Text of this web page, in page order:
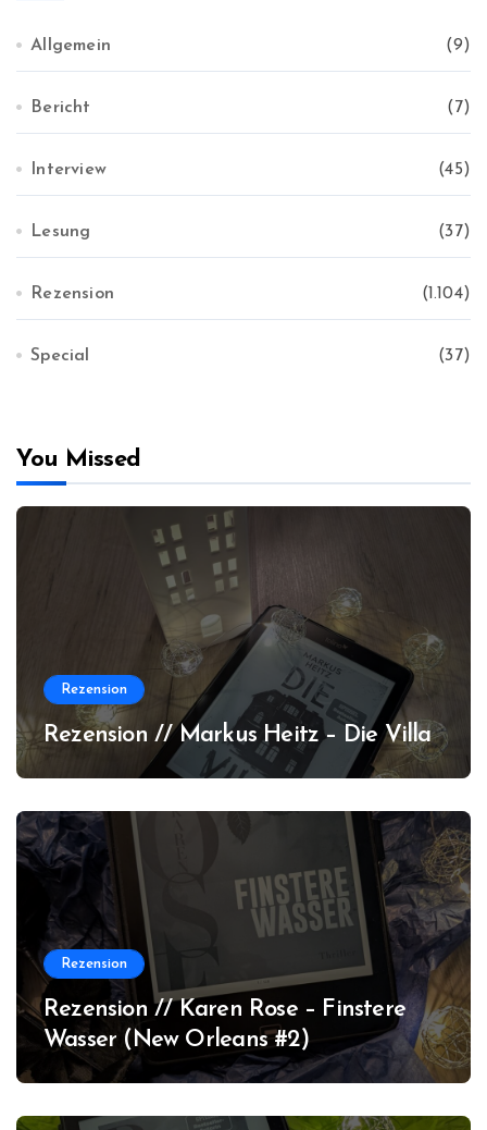
Allgemein (9)
Bericht (7)
Interview (45)
Lesung (37)
Rezension (1.104)
Special (37)
You Missed
Rezension
Rezension // Markus Heitz – Die Villa
Rezension
Rezension // Karen Rose – Finstere
Wasser (New Orleans #2)